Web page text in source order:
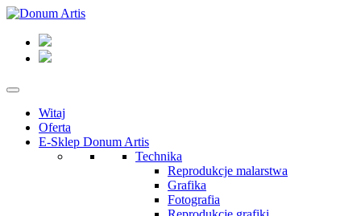
Witaj
Oferta
E-Sklep Donum Artis
Technika
Reprodukcje malarstwa
Grafika
Fotografia